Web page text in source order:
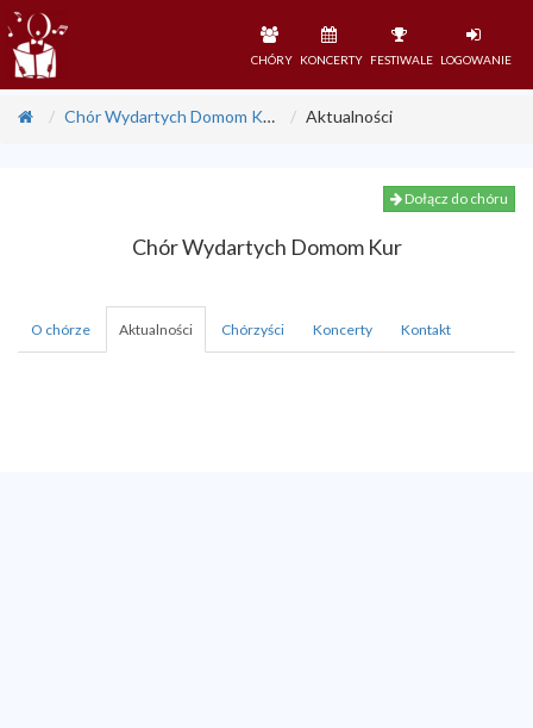
CHÓRY KONCERTY FESTIWALE LOGOWANIE
Chór Wydartych Domom Kur Aktualności
Dołącz do chóru
Chór Wydartych Domom Kur
O chórze Aktualności Chórzyści Koncerty Kontakt